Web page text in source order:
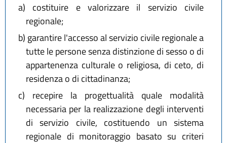
a) costituire e valorizzare il servizio civile
regionale;
b) garantire l'accesso al servizio civile regionale a
tutte le persone senza distinzione di sesso o di
appartenenza culturale o religiosa, di ceto, di
residenza o di cittadinanza;
c) recepire la progettualità quale modalità
necessaria per la realizzazione degli interventi
di servizio civile, costituendo un sistema
regionale di monitoraggio basato su criteri